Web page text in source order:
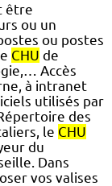
être
ou un
ou postes
CHU de
Accès
à intranet
utilisés par
des
le CHU
du
Dans
vos valises